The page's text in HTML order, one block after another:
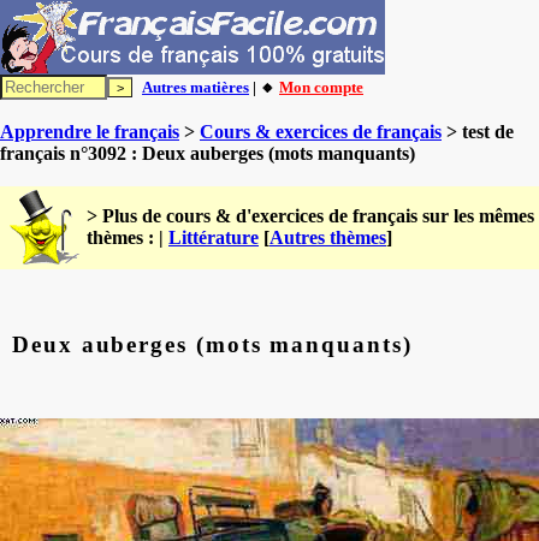
Autres matières | 🔸 Mon compte
Apprendre le français > Cours & exercices de français > test de
français n°3092 : Deux auberges (mots manquants)
> Plus de cours & d'exercices de français sur les mêmes
thèmes : | Littérature [Autres thèmes]
Deux auberges (mots manquants)